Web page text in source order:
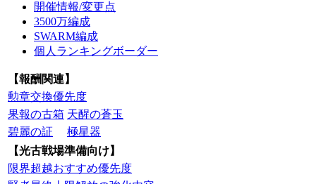
開催情報/変更点
3500万編成
SWARM編成
個人ランキングボーダー
【報酬関連】
勲章交換優先度
果報の古箱 天醒の蒼玉
碧麗の証
極星器
【光古戦場準備向け】
限界超越おすすめ優先度